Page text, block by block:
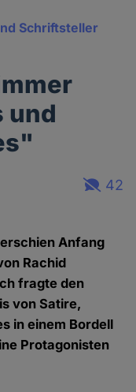
Schriftsteller
und
42
Anfang
Rachid
fragte den
von Satire,
in einem Bordell
Protagonisten